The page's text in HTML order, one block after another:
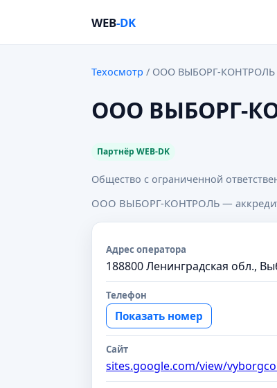
WEB-DK
Техосмотр / ООО ВЫБОРГ-КОНТРОЛЬ
ООО ВЫБОРГ-
Партнёр WEB-DK
Общество с ограниченной
ООО ВЫБОРГ-КОНТРОЛЬ —
Адрес оператора
188800 Ленинградская обл.,
Телефон
Показать номер
Сайт
sites.google.com/view/